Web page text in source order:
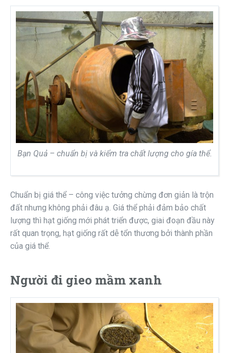
Bạn Quả – chuẩn bị và kiểm tra chất lượng cho gía thể.
Chuẩn bị giá thể – công việc tưởng chừng đơn giản là trộn
đất nhưng không phải đâu ạ. Giá thể phải đảm bảo chất
lượng thì hạt giống mới phát triển được, giai đoạn đầu này
rất quan trọng, hạt giống rất dễ tổn thương bởi thành phần
của giá thể.
Người đi gieo mầm xanh